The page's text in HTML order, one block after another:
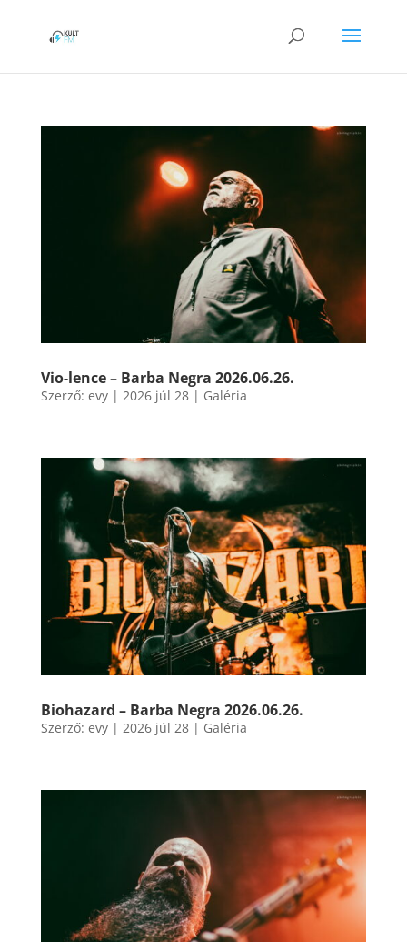
Vio-lence – Barba Negra 2026.06.26.
Szerző: evy| 2026 júl 28| Galéria
Biohazard – Barba Negra 2026.06.26.
Szerző: evy| 2026 júl 28| Galéria